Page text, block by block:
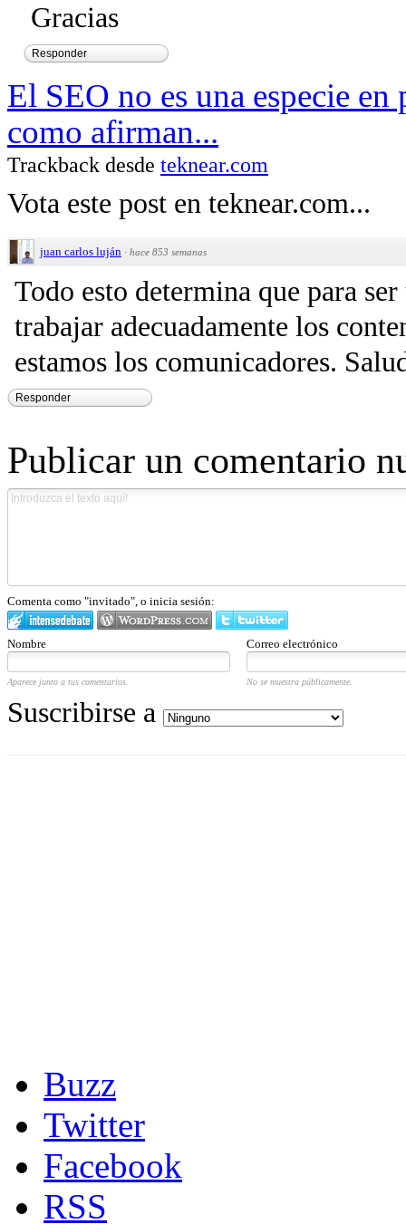
Gracias
Responder
El SEO no es una especie
como afirman...
Trackback desde teknear.com
Vota este post en teknear.com...
juan carlos luján · hace 853 semanas
Todo esto determina que para
trabajar adecuadamente los
estamos los comunicadores.
Responder
Publicar un comentario
Comenta como "invitado", o inicia sesión:
Nombre Correo electrónico
Aparece junto a tus comentarios. No se muestra públicamente.
Suscribirse a
Buzz
Twitter
Facebook
RSS